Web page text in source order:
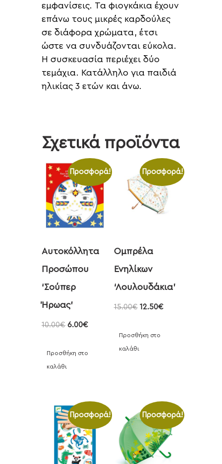
εμφανίσεις. Τα φιογκάκια έχουν
επάνω τους μικρές καρδούλες
σε διάφορα χρώματα, έτσι
ώστε να συνδυάζονται εύκολα.
Η συσκευασία περιέχει δύο
τεμάχια. Κατάλληλο για παιδιά
ηλικίας 3 ετών και άνω.
Σχετικά προϊόντα
Προσφορά!
Αυτοκόλλητα
Προσώπου
‘Σούπερ
Ήρωας’
10.00€ 6.00€
Προσθήκη στο
καλάθι
Προσφορά!
Ομπρέλα
Ενηλίκων
‘Λουλουδάκια’
15.00€ 12.50€
Προσθήκη στο
καλάθι
Προσφορά! Προσφορά!